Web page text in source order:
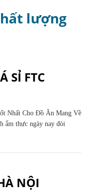
lượng
SỈ FTC
Nhất Cho Đồ Ăn Mang Về
ẩm thực ngày nay đòi
NỘI